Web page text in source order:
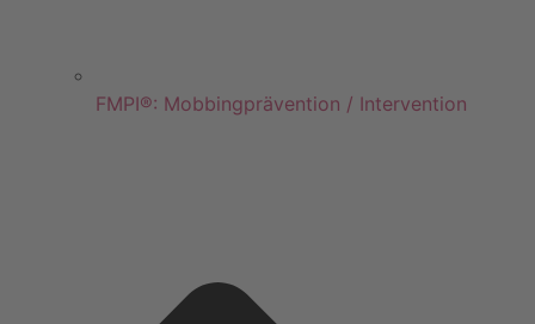
FMPI®: Mobbingprävention / Intervention